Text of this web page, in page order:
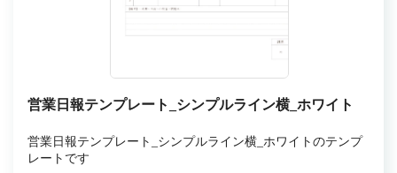
営業日報テンプレート_シンプルライン横_ホワイト
営業日報テンプレート_シンプルライン横_ホワイトのテンプ
レートです